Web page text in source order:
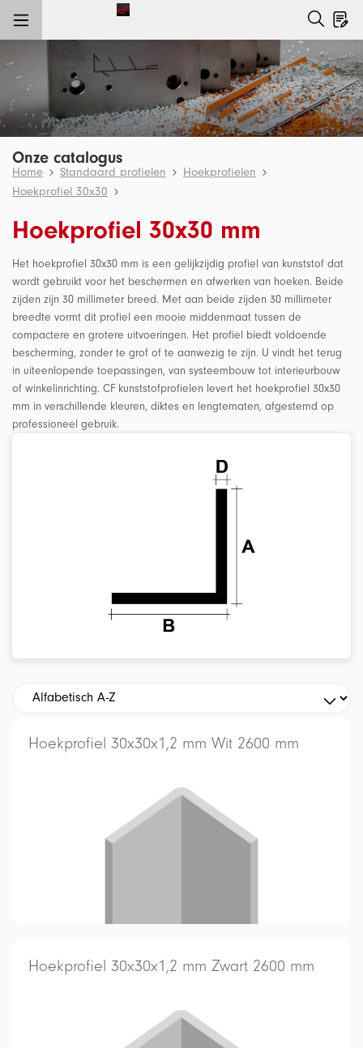
Onze catalogus
Home Standaard profielen
Hoekprofielen
Hoekprofiel 30x30
Hoekprofiel 30x30 mm
Het hoekprofiel 30x30 mm is een gelijkzijdig profiel van kunststof dat
wordt gebruikt voor het beschermen en afwerken van hoeken. Beide
zijden zijn 30 millimeter breed. Met aan beide zijden 30 millimeter
breedte vormt dit profiel een mooie middenmaat tussen de
compactere en grotere uitvoeringen. Het profiel biedt voldoende
bescherming, zonder te grof of te aanwezig te zijn. U vindt het terug
in uiteenlopende toepassingen, van systeembouw tot interieurbouw
of winkelinrichting. CF kunststofprofielen levert het hoekprofiel 30x30
mm in verschillende kleuren, diktes en lengtematen, afgestemd op
professioneel gebruik.
Hoekprofiel 30x30x1,2 mm Wit 2600 mm
Hoekprofiel 30x30x1,2 mm Zwart 2600 mm